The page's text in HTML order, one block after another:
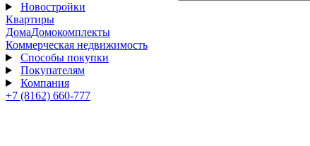
Новостройки
Квартиры
ДомаДомокомплекты
Коммерческая недвижимость
Способы покупки
Покупателям
Компания
+7 (8162) 660-777